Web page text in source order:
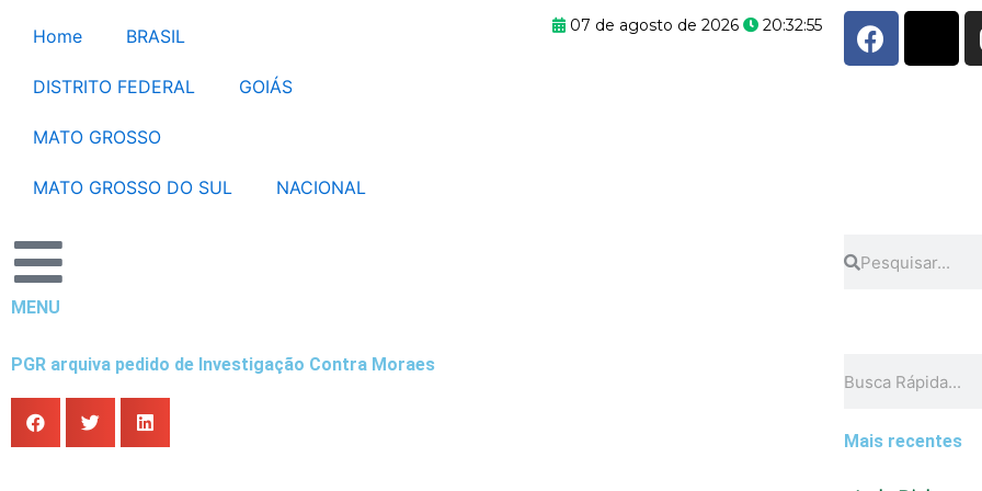
para
conteúdo
Home BRASIL
DISTRITO FEDERAL GOIÁS
MATO GROSSO
MATO GROSSO DO SUL NACIONAL
07 de agosto de 2026 20:32:55
F
a
MENU
PGR arquiva pedido de Investigação Contra Moraes
Mais recentes